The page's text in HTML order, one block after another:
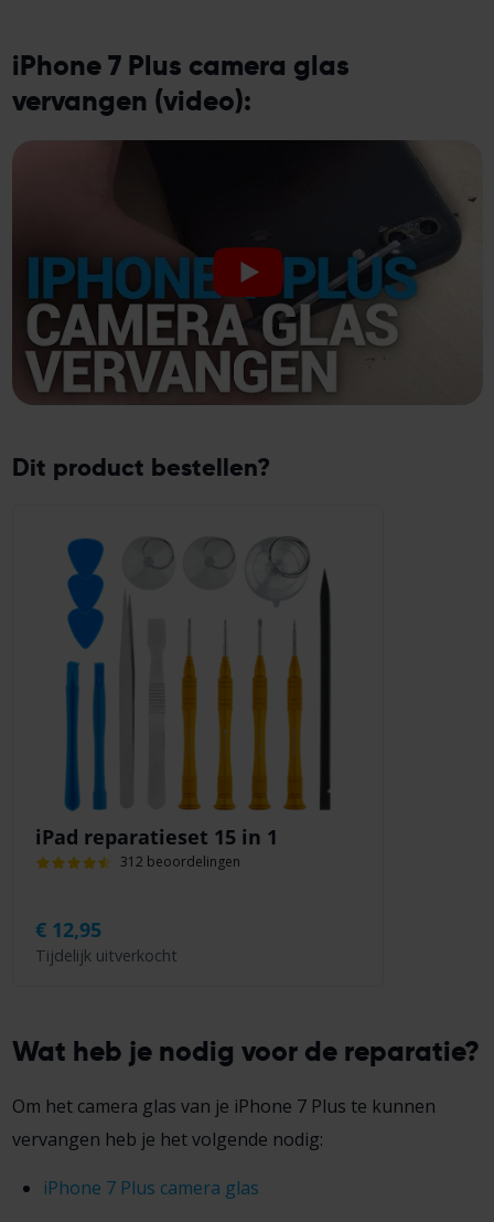
iPhone 7 Plus camera glas
vervangen (video):
Dit product bestellen?
iPad reparatieset 15 in 1
312 beoordelingen
Tijdelijk uitverkocht
€12,95
Wat heb je nodig voor de reparatie?
Om het camera glas van je iPhone 7 Plus te kunnen
vervangen heb je het volgende nodig:
iPhone 7 Plus camera glas